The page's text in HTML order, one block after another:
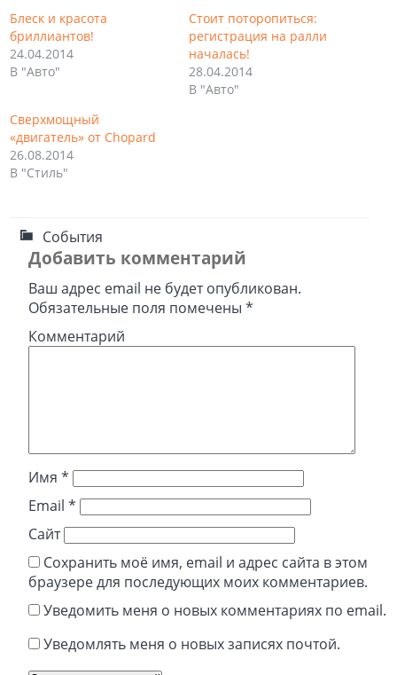
Блеск и красота
бриллиантов!
24.04.2014
В "Авто"
Стоит поторопиться:
регистрация на ралли
началась!
28.04.2014
В "Авто"
Сверхмощный
«двигатель» от Chopard
26.08.2014
В "Стиль"
События
Добавить комментарий
Ваш адрес email не будет опубликован.
Обязательные поля помечены*
Комментарий
Имя*
Email*
Сайт
Сохранить моё имя, email и адрес сайта в этом
браузере для последующих моих комментариев.
Уведомить меня о новых комментариях по email.
Уведомлять меня о новых записях почтой.